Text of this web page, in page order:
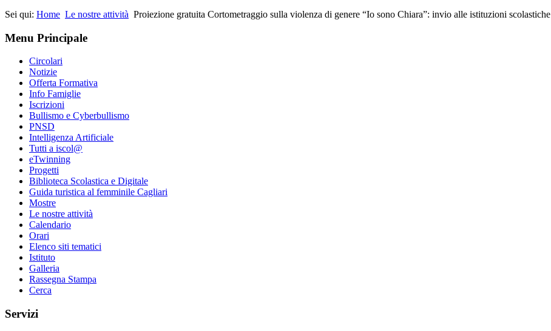
Sei qui: Home Le nostre attività Proiezione gratuita Cortometraggio sulla violenza di genere “Io sono Chiara”: invio alle istituzioni scolastiche
Menu Principale
Circolari
Notizie
Offerta Formativa
Info Famiglie
Iscrizioni
Bullismo e Cyberbullismo
PNSD
Intelligenza Artificiale
Tutti a iscol@
eTwinning
Progetti
Biblioteca Scolastica e Digitale
Guida turistica al femminile Cagliari
Mostre
Le nostre attività
Calendario
Orari
Elenco siti tematici
Istituto
Galleria
Rassegna Stampa
Cerca
Servizi